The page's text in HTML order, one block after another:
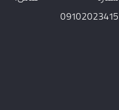
09102023415